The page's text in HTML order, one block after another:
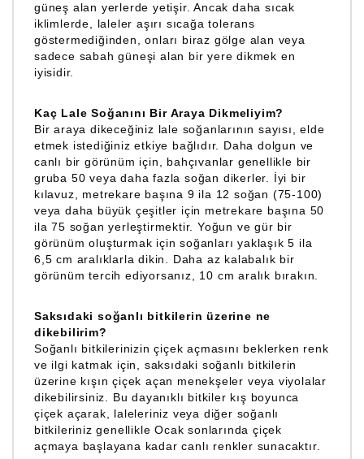
güneş alan yerlerde yetişir. Ancak daha sıcak
iklimlerde, laleler aşırı sıcağa tolerans
göstermediğinden, onları biraz gölge alan veya
sadece sabah güneşi alan bir yere dikmek en
iyisidir.
Kaç Lale Soğanını Bir Araya Dikmeliyim?
Bir araya dikeceğiniz lale soğanlarının sayısı, elde
etmek istediğiniz etkiye bağlıdır. Daha dolgun ve
canlı bir görünüm için, bahçıvanlar genellikle bir
gruba 50 veya daha fazla soğan dikerler. İyi bir
kılavuz, metrekare başına 9 ila 12 soğan (75-100)
veya daha büyük çeşitler için metrekare başına 50
ila 75 soğan yerleştirmektir. Yoğun ve gür bir
görünüm oluşturmak için soğanları yaklaşık 5 ila
6,5 ​​cm aralıklarla dikin. Daha az kalabalık bir
görünüm tercih ediyorsanız, 10 cm aralık bırakın.
Saksıdaki soğanlı bitkilerin üzerine ne
dikebilirim?
Soğanlı bitkilerinizin çiçek açmasını beklerken renk
ve ilgi katmak için, saksıdaki soğanlı bitkilerin
üzerine kışın çiçek açan menekşeler veya viyolalar
dikebilirsiniz. Bu dayanıklı bitkiler kış boyunca
çiçek açarak, laleleriniz veya diğer soğanlı
bitkileriniz genellikle Ocak sonlarında çiçek
açmaya başlayana kadar canlı renkler sunacaktır.